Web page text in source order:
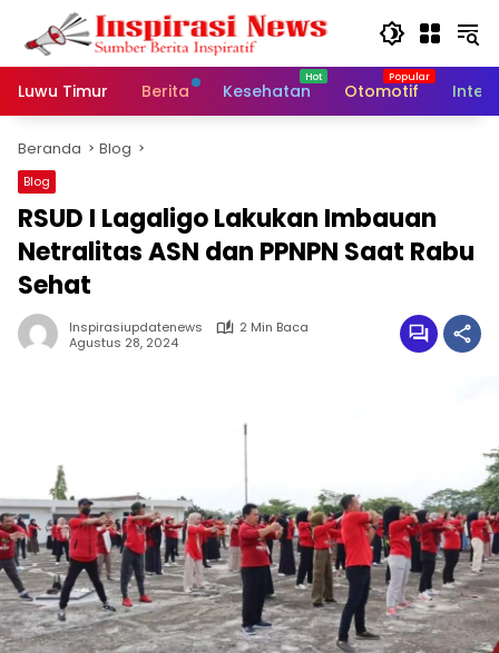
Langsung
konten
Luwu Timur
Berita Kesehatan Otomotif
Beranda Blog
Blog
RSUD I Lagaligo Lakukan Imbauan
Netralitas ASN dan PPNPN Saat Rabu
Sehat
Inspirasiupdatenews
2 Min Baca
Agustus 28, 2024